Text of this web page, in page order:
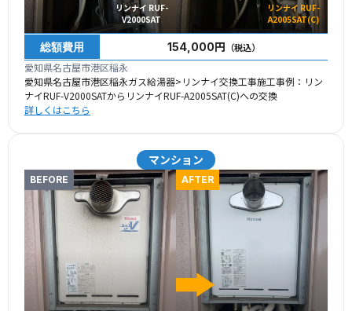
リンナイ RUF-
V2000SAT
リンナイ RUF-
A2005SAT(C)
総額費用 154,000円 （税込）
愛知県名古屋市港区稲永
愛知県名古屋市港区稲永ガス給湯器>リンナイ交換工事施工事例：リン
ナイRUF-V2000SATからリンナイRUF-A2005SAT(C)への交換
詳しくはこちら
マンション
BEFORE AFTER